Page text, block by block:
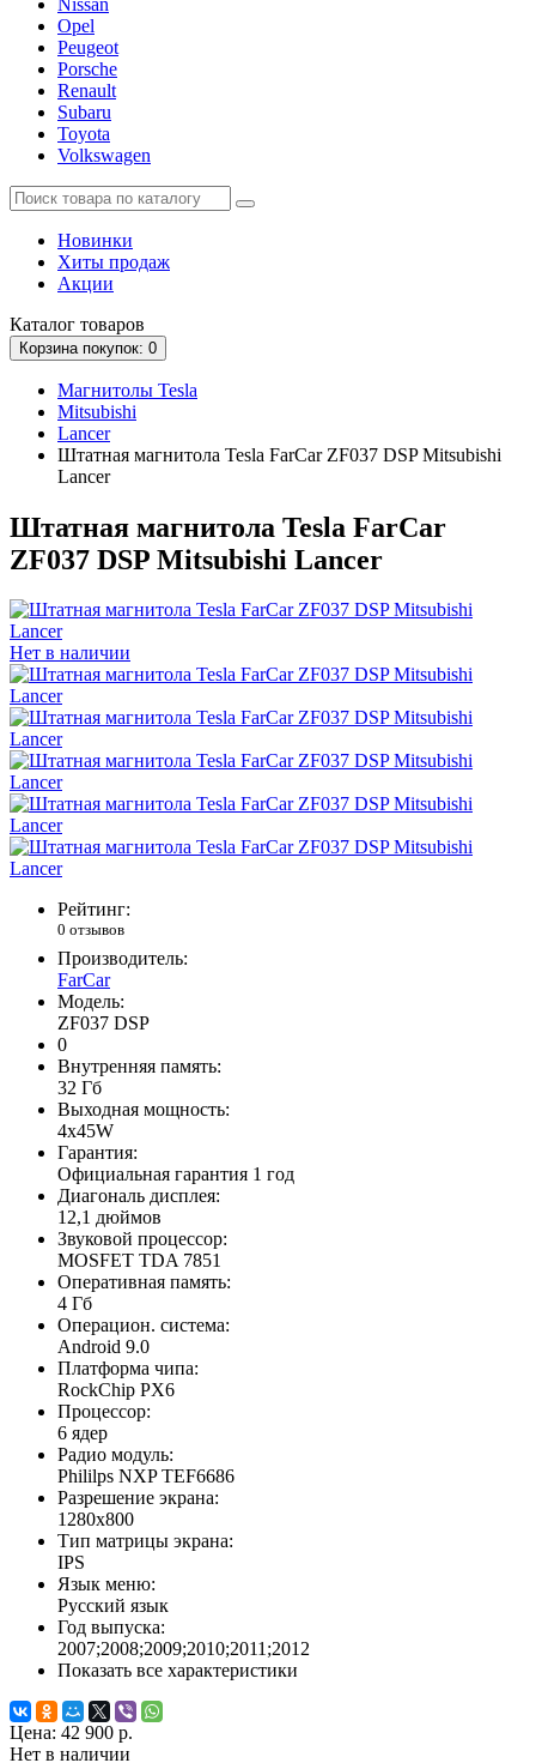
Opel
Peugeot
Porsche
Renault
Subaru
Toyota
Volkswagen
Новинки
Хиты продаж
Акции
Каталог товаров
Корзина покупок: 0
Магнитолы Tesla
Mitsubishi
Lancer
Штатная магнитола Tesla FarCar ZF037 DSP Mitsubishi
Lancer
Штатная магнитола Tesla FarCar
ZF037 DSP Mitsubishi Lancer
Нет в наличии
Рейтинг:
0 отзывов
Производитель:
FarCar
Модель:
ZF037 DSP
0
Внутренняя память:
32 Гб
Выходная мощность:
4x45W
Гарантия:
Официальная гарантия 1 год
Диагональ дисплея:
12,1 дюймов
Звуковой процессор:
MOSFET TDA 7851
Оперативная память:
4 Гб
Операцион. система:
Android 9.0
Платформа чипа:
RockChip PX6
Процессор:
6 ядер
Радио модуль:
Phililps NXP TEF6686
Разрешение экрана:
1280x800
Тип матрицы экрана:
IPS
Язык меню:
Русский язык
Год выпуска:
2007;2008;2009;2010;2011;2012
Показать все характеристики
Цена: 42 900 р.
Нет в наличии